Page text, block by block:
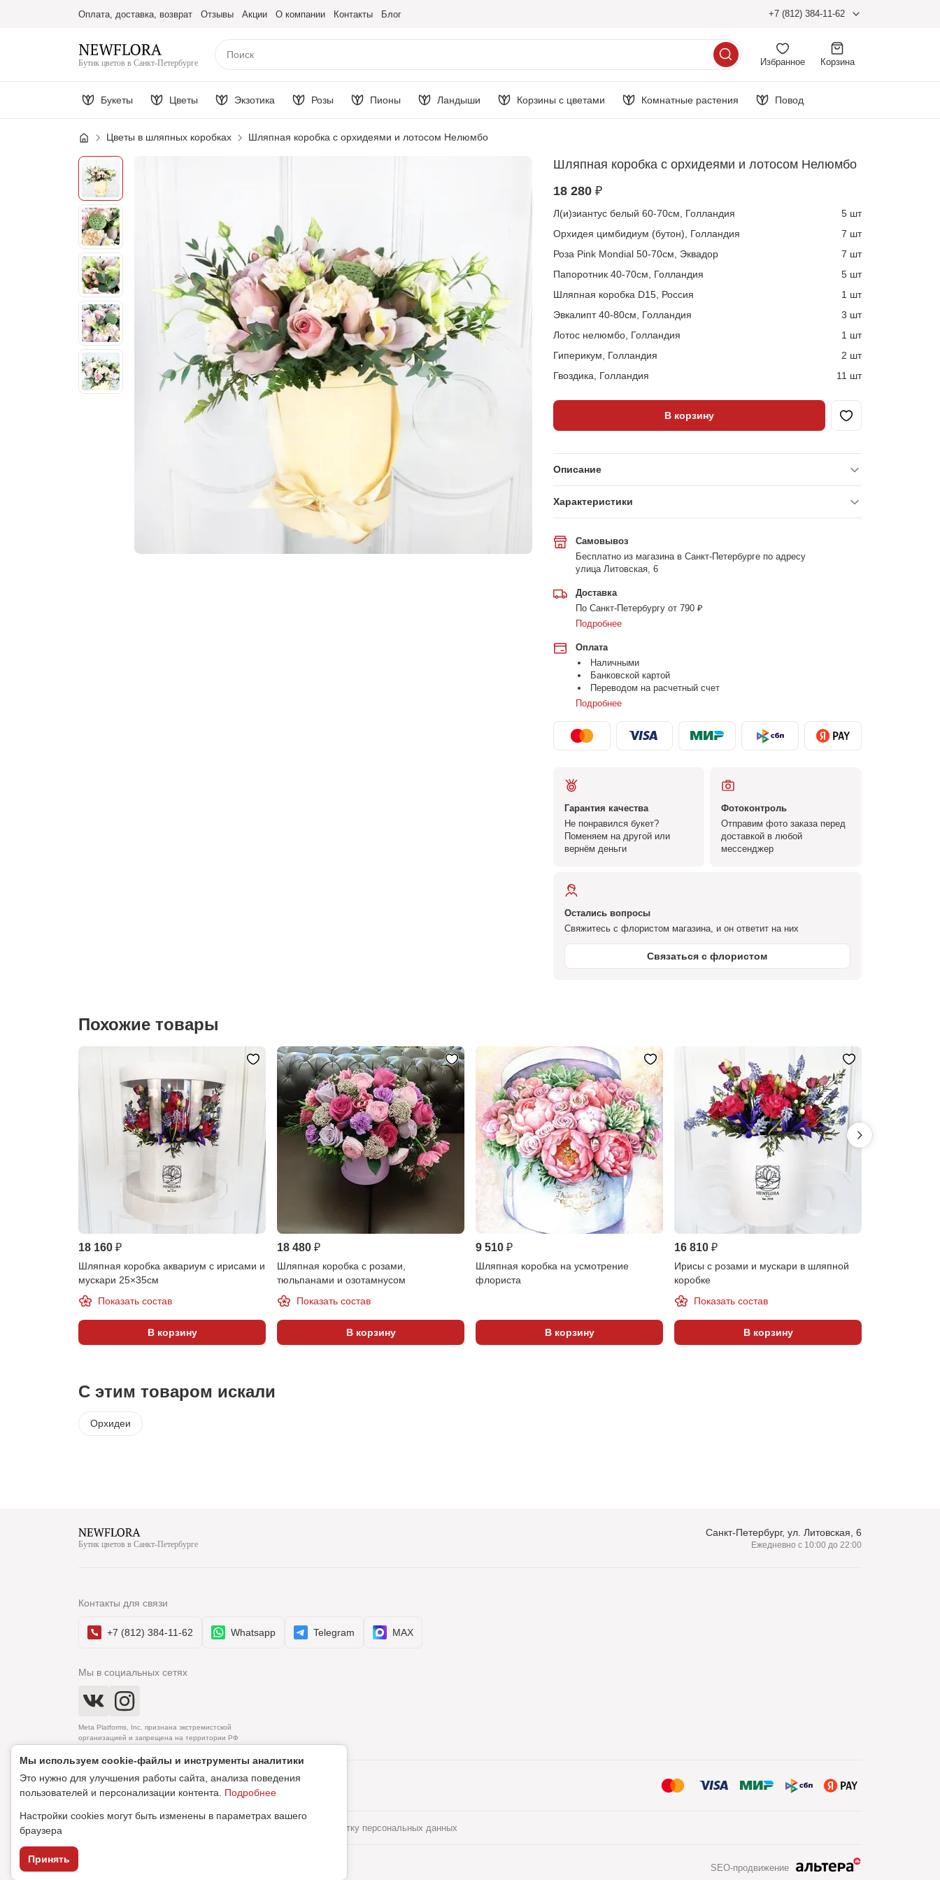
Оплата, доставка, возврат Отзывы Акции О компании Контакты Блог +7 (812) 384-11-62
Бутик цветов в Санкт-Петербурге Избранное Корзина
Букеты Цветы Экзотика Розы Пионы Ландыши Корзины с цветами Комнатные растения Повод
Цветы в шляпных коробках Шляпная коробка с орхидеями и лотосом Нелюмбо
Шляпная коробка с орхидеями и лотосом Нелюмбо
18 280 ₽
Л(и)зиантус белый 60-70см, Голландия
5 шт
Орхидея цимбидиум (бутон), Голландия
7 шт
Роза Pink Mondial 50-70см, Эквадор
7 шт
Папоротник 40-70см, Голландия
5 шт
Шляпная коробка D15, Россия
1 шт
Эвкалипт 40-80см, Голландия
3 шт
Лотос нелюмбо, Голландия
1 шт
Гиперикум, Голландия
2 шт
Гвоздика, Голландия
11 шт
В корзину
Описание
Характеристики
Самовывоз
Бесплатно из магазина в Санкт-Петербурге по адресу
улица Литовская, 6
Доставка
По Санкт-Петербургу от 790 ₽
Подробнее
Оплата
Наличными
Банковской картой
Переводом на расчетный счет
Подробнее
Гарантия качества
Не понравился букет?
Поменяем на другой или
вернём деньги
Фотоконтроль
Отправим фото заказа перед
доставкой в любой
мессенджер
Остались вопросы
Свяжитесь с флористом магазина, и он ответит на них
Связаться с флористом
Похожие товары
18 160 ₽
Шляпная коробка аквариум с ирисами и
мускари 25×35см
Показать состав
В корзину
18 480 ₽
Шляпная коробка с розами,
тюльпанами и озотамнусом
Показать состав
В корзину
9 510 ₽
Шляпная коробка на усмотрение
флориста
В корзину
16 810 ₽
Ирисы с розами и мускари в шляпной
коробке
Показать состав
В корзину
С этим товаром искали
Орхидеи
Бутик цветов в Санкт-Петербурге
Санкт-Петербург, ул. Литовская, 6
Ежедневно с 10:00 до 22:00
Контакты для связи
+7 (812) 384-11-62 Whatsapp Telegram MAX
Мы в социальных сетях
Meta Platforms, Inc. признана экстремистской
организацией и запрещена на территории РФ
© 2010–2026 Newflora. Все права защищены.
Согласие на обработку персональных данных
SEO-продвижение
Мы используем cookie‑файлы и инструменты аналитики
Это нужно для улучшения работы сайта, анализа поведения
пользователей и персонализации контента. Подробнее
Настройки cookies могут быть изменены в параметрах вашего
браузера
Принять